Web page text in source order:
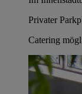
Privater
Catering